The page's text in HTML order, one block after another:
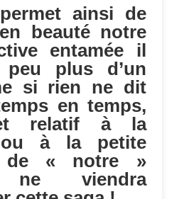
ainsi de
beauté notre
entamée il
plus d’un
si rien ne dit
en temps,
relatif à la
ou à la petite
de « notre »
ne viendra